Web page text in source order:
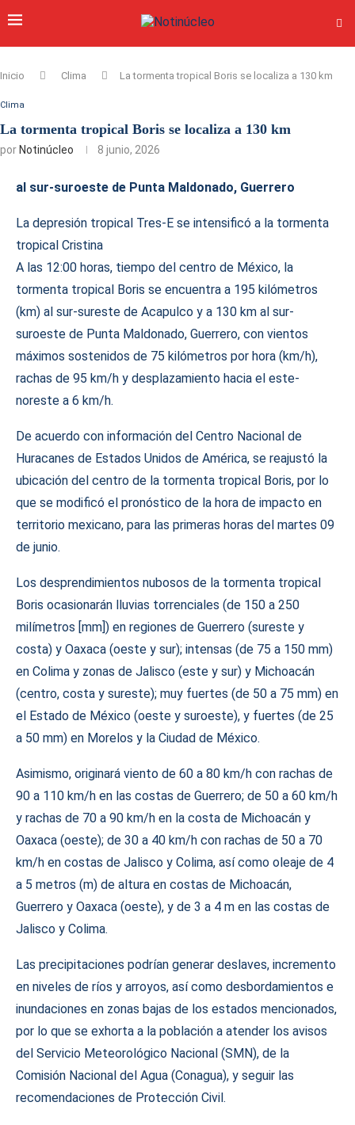
Inicio Clima La tormenta tropical Boris se localiza a 130 km
Clima
La tormenta tropical Boris se localiza a 130 km
por Notinúcleo 8 junio, 2026
al sur-suroeste de Punta Maldonado, Guerrero
La depresión tropical Tres-E se intensificó a la tormenta
tropical Cristina
A las 12:00 horas, tiempo del centro de México, la
tormenta tropical Boris se encuentra a 195 kilómetros
(km) al sur-sureste de Acapulco y a 130 km al sur-
suroeste de Punta Maldonado, Guerrero, con vientos
máximos sostenidos de 75 kilómetros por hora (km/h),
rachas de 95 km/h y desplazamiento hacia el este-
noreste a 6 km/h.
De acuerdo con información del Centro Nacional de
Huracanes de Estados Unidos de América, se reajustó la
ubicación del centro de la tormenta tropical Boris, por lo
que se modificó el pronóstico de la hora de impacto en
territorio mexicano, para las primeras horas del martes 09
de junio.
Los desprendimientos nubosos de la tormenta tropical
Boris ocasionarán lluvias torrenciales (de 150 a 250
milímetros [mm]) en regiones de Guerrero (sureste y
costa) y Oaxaca (oeste y sur); intensas (de 75 a 150 mm)
en Colima y zonas de Jalisco (este y sur) y Michoacán
(centro, costa y sureste); muy fuertes (de 50 a 75 mm) en
el Estado de México (oeste y suroeste), y fuertes (de 25
a 50 mm) en Morelos y la Ciudad de México.
Asimismo, originará viento de 60 a 80 km/h con rachas de
90 a 110 km/h en las costas de Guerrero; de 50 a 60 km/h
y rachas de 70 a 90 km/h en la costa de Michoacán y
Oaxaca (oeste); de 30 a 40 km/h con rachas de 50 a 70
km/h en costas de Jalisco y Colima, así como oleaje de 4
a 5 metros (m) de altura en costas de Michoacán,
Guerrero y Oaxaca (oeste), y de 3 a 4 m en las costas de
Jalisco y Colima.
Las precipitaciones podrían generar deslaves, incremento
en niveles de ríos y arroyos, así como desbordamientos e
inundaciones en zonas bajas de los estados mencionados,
por lo que se exhorta a la población a atender los avisos
del Servicio Meteorológico Nacional (SMN), de la
Comisión Nacional del Agua (Conagua), y seguir las
recomendaciones de Protección Civil.